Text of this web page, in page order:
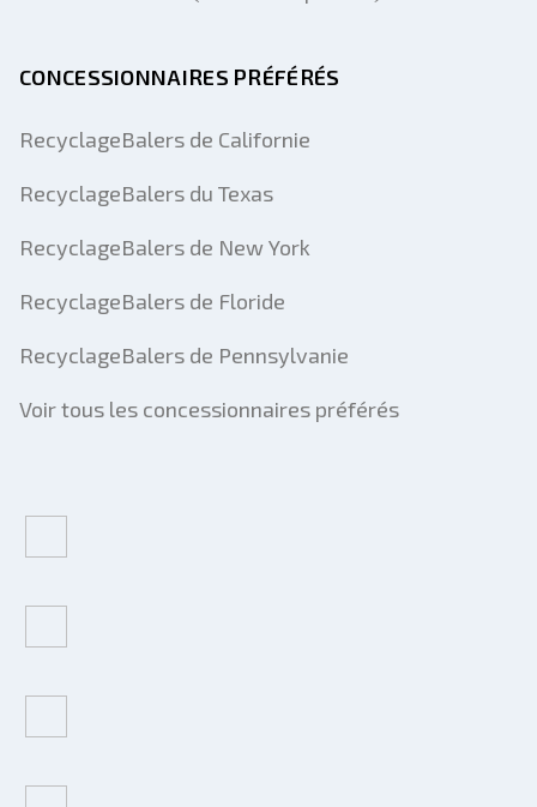
CONCESSIONNAIRES PRÉFÉRÉS
RecyclageBalers de Californie
RecyclageBalers du Texas
RecyclageBalers de New York
RecyclageBalers de Floride
RecyclageBalers de Pennsylvanie
Voir tous les concessionnaires préférés